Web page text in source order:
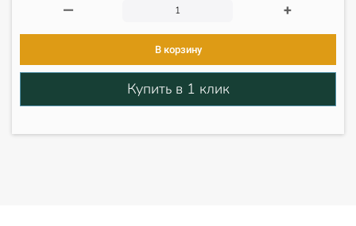
— +
В корзину
Купить в 1 клик